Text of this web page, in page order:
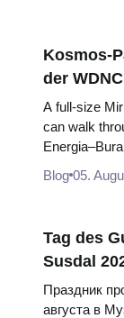
Kosmos-
der
von innen
A full-size
can walk
and 120
Blog 05.
Tag des
Susdal
Termine
von
Праздник
августа в